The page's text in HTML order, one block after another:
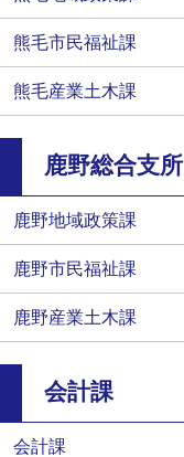
熊毛市民福祉課
熊毛産業土木課
鹿野総合支所
鹿野地域政策課
鹿野市民福祉課
鹿野産業土木課
会計課
会計課